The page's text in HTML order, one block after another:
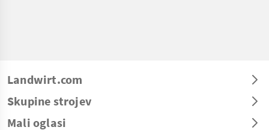
Landwirt.com
Skupine strojev
Mali oglasi